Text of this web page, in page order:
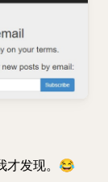
发现。 😂